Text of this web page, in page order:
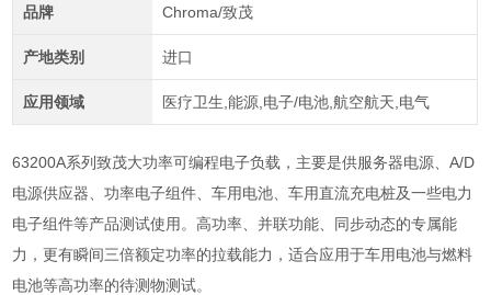
品牌 Chroma/致茂
产地类别 进口
应用领域 医疗卫生,能源,电子/电池,航空航天,电气
63200A系列致茂大功率可编程电子负载，主要是供服务器电源、A/D
电源供应器、功率电子组件、车用电池、车用直流充电桩及一些电力
电子组件等产品测试使用。高功率、并联功能、同步动态的专属能
力，更有瞬间三倍额定功率的拉载能力，适合应用于车用电池与燃料
电池等高功率的待测物测试。